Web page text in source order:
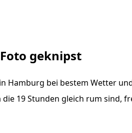
geknipst
Hamburg bei bestem Wetter
die 19 Stunden gleich rum sind,